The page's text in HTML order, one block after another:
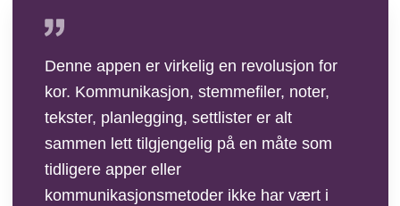
Denne appen er virkelig en revolusjon for
kor. Kommunikasjon, stemmefiler, noter,
tekster, planlegging, settlister er alt
sammen lett tilgjengelig på en måte som
tidligere apper eller
kommunikasjonsmetoder ikke har vært i